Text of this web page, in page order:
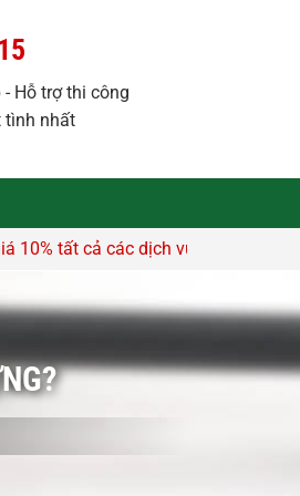
Hỗ trợ thi công
tình nhất
dịch vụ - Hỗ trợ tư vấn, lên thiết kế